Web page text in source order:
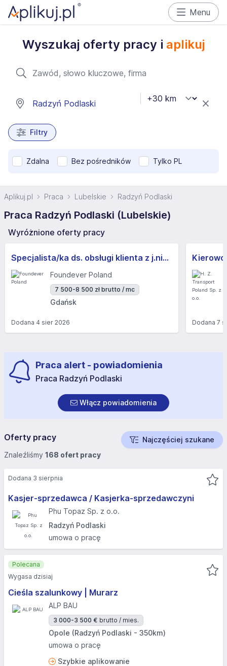
Menu
Wyszukaj oferty pracy i aplikuj
Filtry
Zdalna Bez pośredników Tylko PL
Aplikuj.pl Praca Lubelskie Radzyń Podlaski
Praca Radzyń Podlaski (Lubelskie)
Wyróżnione oferty pracy
Specjalista/ka ds. obsługi klienta z j.niemieckim
Foundever Poland
7 500-8 500 zł brutto / mc
Gdańsk
Dodana 4 sier 2026 Dodana7
Praca alert - powiadomienia
Praca Radzyń Podlaski
Włącz powiadomienia
Oferty pracy
Najczęściej szukane
Znaleźliśmy 168 ofert pracy
Kasjer-sprzedawca / Kasjerka-sprzedawczyni
Phu Topaz Sp. z o.o.
Radzyń Podlaski
umowa o pracę
Dodana 3 sierpnia
Cieśla szalunkowy | Murarz
ALP BAU
3 000-3 500 € brutto / mies.
Opole (Radzyń Podlaski - 350km)
umowa o pracę
Szybkie aplikowanie
Polecana
Wygasa dzisiaj